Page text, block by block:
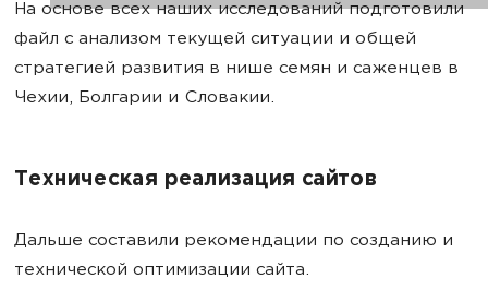
На основе всех наших исследований подготовили
файл с анализом текущей ситуации и общей
стратегией развития в нише семян и саженцев в
Чехии, Болгарии и Словакии.
Техническая реализация сайтов
Дальше составили рекомендации по созданию и
технической оптимизации сайта.